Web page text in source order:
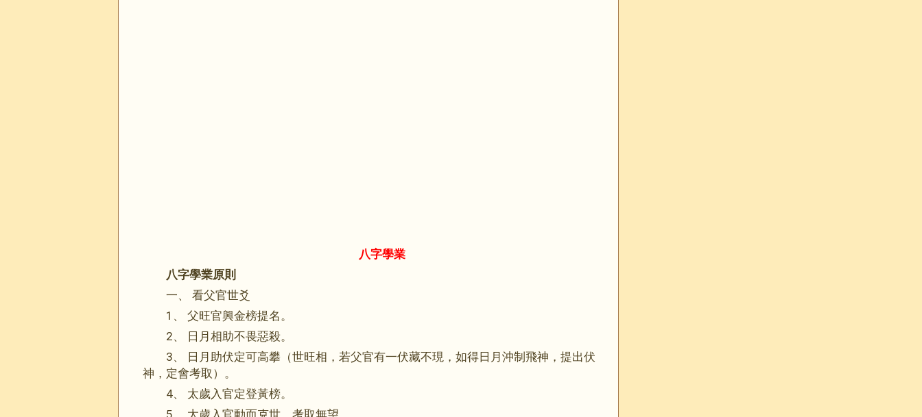
八字學業
八字學業原則
一、 看父官世爻
1、 父旺官興金榜提名。
2、 日月相助不畏惡殺。
3、 日月助伏定可高攀（世旺相，若父官有一伏藏不現，如得日月沖制飛神，提出伏
神，定會考取）。
4、 太歲入官定登黃榜。
5、 太歲入官動而克世，考取無望。